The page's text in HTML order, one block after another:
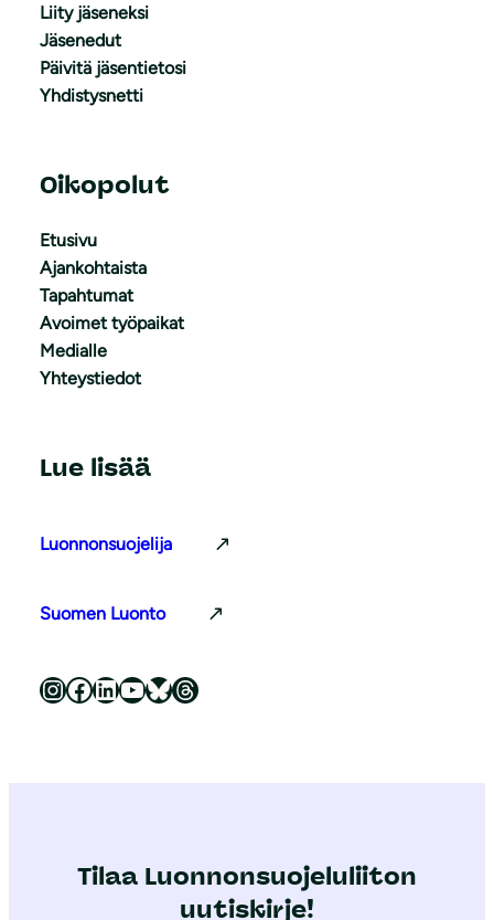
Liity jäseneksi
Jäsenedut
Päivitä jäsentietosi
Yhdistysnetti
Oikopolut
Etusivu
Ajankohtaista
Tapahtumat
Avoimet työpaikat
Medialle
Yhteystiedot
Lue lisää
Luonnonsuojelija
Suomen Luonto
Luonnonsuojeluliitto Instagramissa Luonnonsuojeluliitto Facebookissa Luonnonsuojeluliitto LinkedInissä Luonnonsuojeluliiton YouTube-kanava Luonnonsuojeluliitto Blueskyssa Luonnonsuojeluliitto Threadsissa
Tilaa Luonnonsuojeluliiton
uutiskirje!